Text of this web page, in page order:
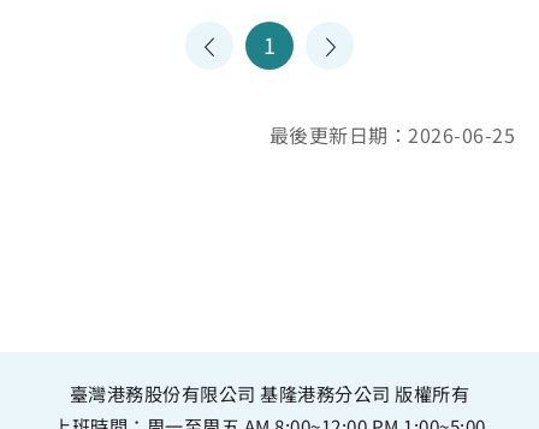
1
最後更新日期：2026-06-25
臺灣港務股份有限公司 基隆港務分公司 版權所有